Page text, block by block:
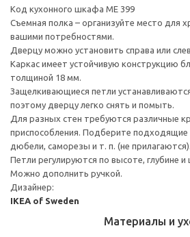
Код кухонного шкафа ME 399
Съемная полка – организуйте место для
вашими потребностями.
Дверцу можно установить справа или
Каркас имеет устойчивую конструкцию
толщиной 18 мм.
Защелкивающиеся петли
поэтому дверцу легко снять и помыть.
Для разных стен требуются различные
приспособления. Подберите подходящие
дюбели, саморезы и т. п. (не прилагаются).
Петли регулируются по высоте, глубине и
Можно дополнить ручкой.
Дизайнер:
IKEA of Sweden
Материалы и